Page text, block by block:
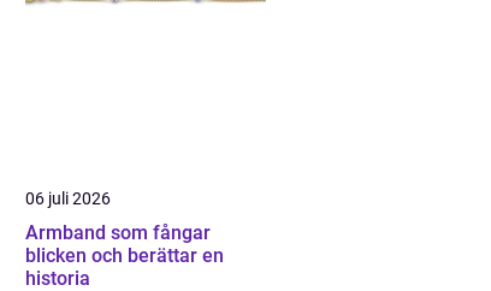
06 juli 2026
Armband som fångar
blicken och berättar en
historia